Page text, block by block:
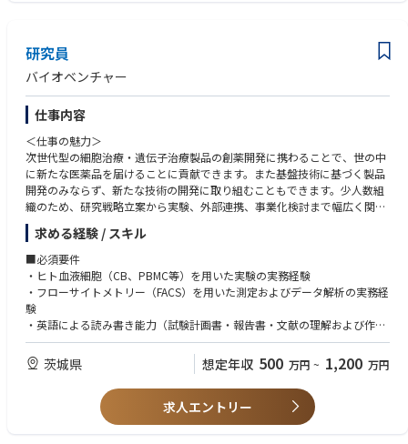
• 新規技術の評価・導入、またはイノベーション推進に関する経験
• 英語によるビジネスコミュニケーション能力、またはグローバルなステ
研究員
バイオベンチャー
仕事内容
＜仕事の魅力＞
次世代型の細胞治療・遺伝子治療製品の創薬開発に携わることで、世の中
に新たな医薬品を届けることに貢献できます。また基盤技術に基づく製品
開発のみならず、新たな技術の開発に取り組むこともできます。少人数組
織のため、研究戦略立案から実験、外部連携、事業化検討まで幅広く関与
できます。
＜仕事内容＞
幹細胞を用いた治療薬の開発プロジェクトにおいて、R&D部門における非
臨床関連業務を担当していただきます。
主な業務内容は以下の例で、ご経験等に合わせて担当いただきます。（下
記、実験関連とその他業務とでは、概ね8:2の割合を想定しています）
析、遺伝子発現解析等）
・規制要件に基づいた非臨床試験パッケージの設計および、社内外関係者
との連携によるプロジェクト推進
・CRO（Contract Research Organization）との交渉および試験委託管理
（仕様の調整、進捗確認、品質管理など）
求める経験 / スキル
■必須要件
・ヒト血液細胞（CB、PBMC等）を用いた実験の実務経験
・フローサイトメトリー（FACS）を用いた測定およびデータ解析の実務経
験
・英語による読み書き能力（試験計画書・報告書・文献の理解および作成
が可能なレベル）
■歓迎要件
・企業またはCRO等における創薬研究／非臨床薬理試験（GLP／非GLPい
ずれも可）の実務経験
・in vitro薬理試験の実務経験（特にスクリーニング系のアッセイ設計・実
茨城県 想定年収 500 万円 ~ 1,200 万円
求人エントリー